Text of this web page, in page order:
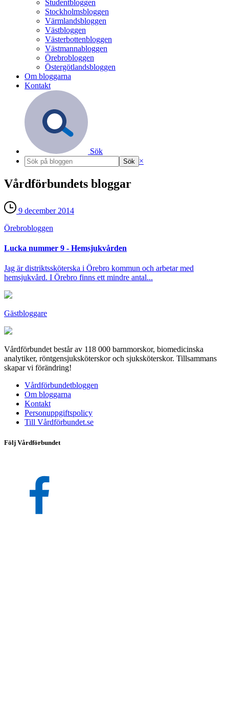
Studentbloggen
Stockholmsbloggen
Värmlandsbloggen
Västbloggen
Västerbottenbloggen
Västmannabloggen
Örebrobloggen
Östergötlandsbloggen
Om bloggarna
Kontakt
Sök
×
Vårdförbundets bloggar
9 december 2014
Örebro­bloggen
Lucka nummer 9 - Hemsjukvården
Jag är distriktssköterska i Örebro kommun och arbetar med
hemsjukvård. I Örebro finns ett mindre antal...
Gästbloggare
Vårdförbundet består av 118 000 barnmorskor, biomedicinska
analytiker, röntgensjuksköterskor och sjuksköterskor. Tillsammans
skapar vi förändring!
Vårdförbundetbloggen
Om bloggarna
Kontakt
Personuppgiftspolicy
Till Vårdförbundet.se
Följ Vårdförbundet